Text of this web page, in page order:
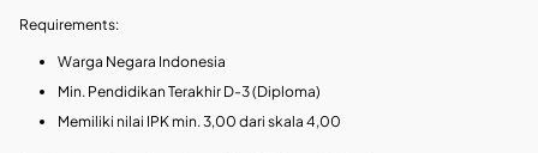
Requirements:
Warga Negara Indonesia
Min. Pendidikan Terakhir D-3 (Diploma)
Memiliki nilai IPK min. 3,00 dari skala 4,00